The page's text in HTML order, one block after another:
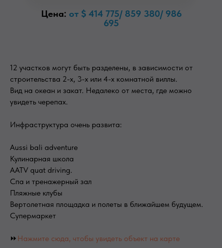
Цена: от $ 414 775/ 859 380/ 986
695
12 участков могут быть разделены, в зависимости от
строительства 2-х, 3-х или 4-х комнатной виллы.
Вид на океан и закат. Недалеко от места, где можно
увидеть черепах.
Инфраструктура очень развита:
Aussi bali adventure
Кулинарная школа
AATV quat driving.
Спа и тренажерный зал
Пляжные клубы
Вертолетная площадка и полеты в ближайшем будущем.
Супермаркет
⏩ Нажмите сюда, чтобы увидеть объект на карте